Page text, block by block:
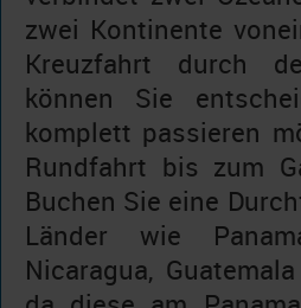
zwei Kontinente
Kreuzfahrt durch
können Sie
komplett passieren
Rundfahrt bis zum
Buchen Sie eine
Länder wie
Nicaragua,